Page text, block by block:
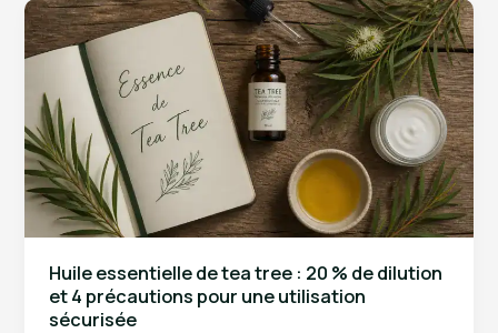
:
5
remèdes
naturels
pour
soulager
la
douleur
et
remarcher
gêne
Huile essentielle de tea tree : 20 % de dilution
et 4 précautions pour une utilisation
sécurisée